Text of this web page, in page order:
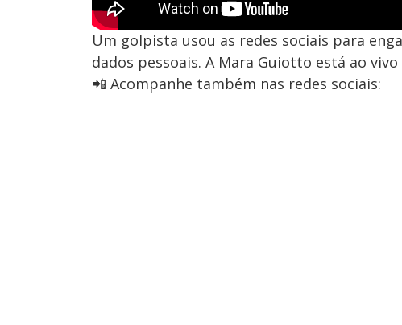
Um golpista usou as redes sociais para
dados pessoais. A Mara Guiotto está ao
📲 Acompanhe também nas redes sociais: